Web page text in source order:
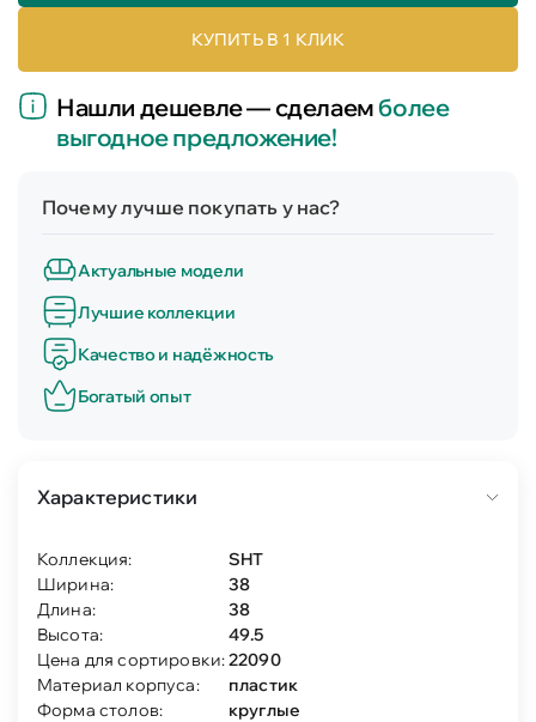
КУПИТЬ В 1 КЛИК
Нашли дешевле — сделаемболее
выгодное предложение!
Почему лучше покупать у нас?
Актуальные модели
Лучшие коллекции
Качество и надёжность
Богатый опыт
Характеристики
Коллекция:
SHT
Ширина:
38
Длина:
38
Высота:
49.5
Цена для сортировки:22090
Материал корпуса:
пластик
Форма столов:
круглые